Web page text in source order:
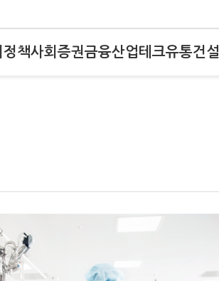
정책사회 증권금융산업테크유통건설